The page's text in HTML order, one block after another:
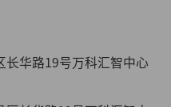
长华路19号万科汇智中心